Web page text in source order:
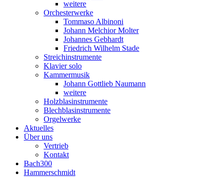
weitere
Orchesterwerke
Tommaso Albinoni
Johann Melchior Molter
Johannes Gebhardt
Friedrich Wilhelm Stade
Streichinstrumente
Klavier solo
Kammermusik
Johann Gottlieb Naumann
weitere
Holzblasinstrumente
Blechblasinstrumente
Orgelwerke
Aktuelles
Über uns
Vertrieb
Kontakt
Bach300
Hammerschmidt